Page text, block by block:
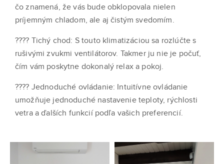
čo znamená, že vás bude obklopovala nielen
príjemným chladom, ale aj čistým svedomím.
???? Tichý chod: S touto klimatizáciou sa rozlúčte s
rušivými zvukmi ventilátorov. Takmer ju nie je počuť,
čím vám poskytne dokonalý relax a pokoj.
???? Jednoduché ovládanie: Intuitívne ovládanie
umožňuje jednoduché nastavenie teploty, rýchlosti
vetra a ďalších funkcií podľa vašich preferencií.